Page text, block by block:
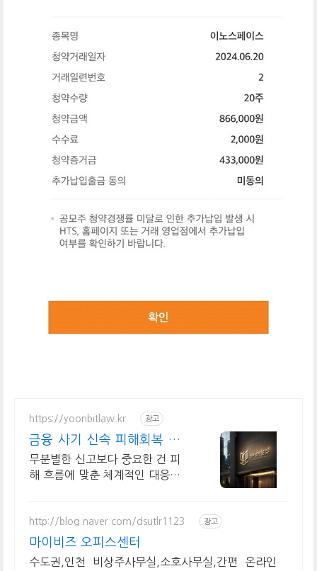
https://yoonbitlaw.kr 광고
금융 사기 신속 피해회복 대
응 지원
무분별한 신고보다 중요한 건 피
해 흐름에 맞춘 체계적인 대응과
http://blog.naver.com/dsutlr1123 광고
마이비즈 오피스센터
수도권,인천 비상주사무실,소호사무실,간편 온라인